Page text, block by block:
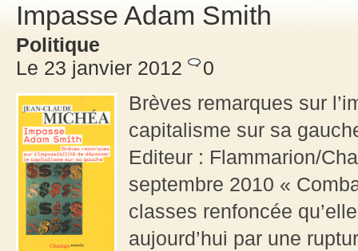
Impasse Adam Smith
Politique
Le 23 janvier 2012
0
Brèves remarques sur
capitalisme sur sa
Editeur : Flammarion/
septembre 2010 «
classes renfoncée
aujourd’hui par une